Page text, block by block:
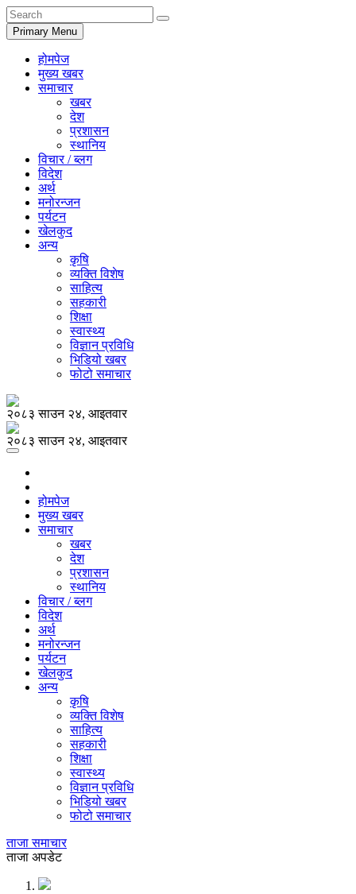
Primary Menu
होमपेज
मुख्य खबर
समाचार
खबर
देश
प्रशासन
स्थानिय
विचार / ब्लग
विदेश
अर्थ
मनोरन्जन
पर्यटन
खेलकुद
अन्य
कृषि
व्यक्ति विशेष
साहित्य
सहकारी
शिक्षा
स्वास्थ्य
विज्ञान प्रविधि
भिडियो खबर
फोटो समाचार
२०८३ साउन २४, आइतवार
२०८३ साउन २४, आइतवार
होमपेज
मुख्य खबर
समाचार
खबर
देश
प्रशासन
स्थानिय
विचार / ब्लग
विदेश
अर्थ
मनोरन्जन
पर्यटन
खेलकुद
अन्य
कृषि
व्यक्ति विशेष
साहित्य
सहकारी
शिक्षा
स्वास्थ्य
विज्ञान प्रविधि
भिडियो खबर
फोटो समाचार
ताजा समाचार
ताजा अपडेट